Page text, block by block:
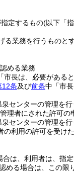
定するもの(以下「
業務を行うものとす
める業務
市長は、必要がある
12条及び前条中「市
センターの管理を
理者にされた許可の
センターの管理を
利用の許可を受けた
は、利用者は、指
める場合は、この限